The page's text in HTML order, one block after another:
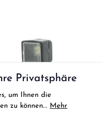
Privatsphäre
um Ihnen die
zu können... Mehr